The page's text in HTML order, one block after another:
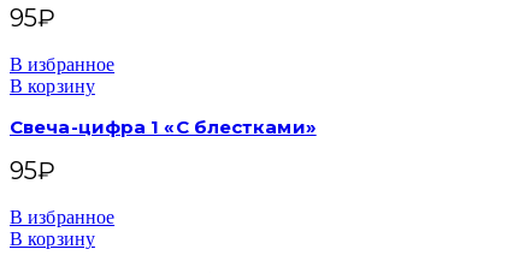
95₽
В избранное
В корзину
Свеча-цифра 1 «С блестками»
95₽
В избранное
В корзину